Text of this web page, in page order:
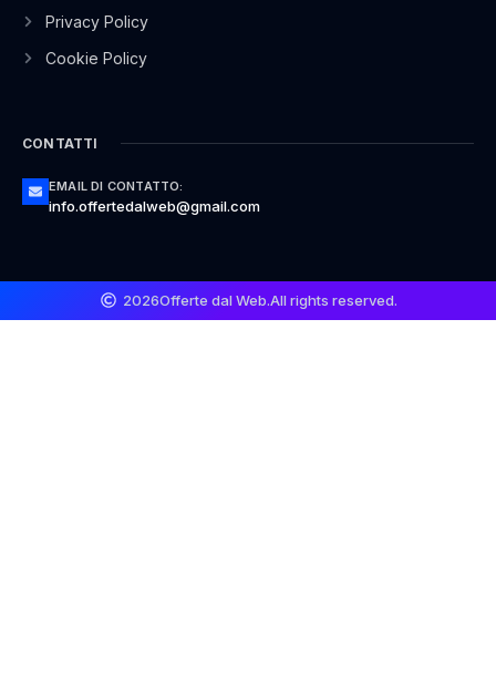
Privacy Policy
Cookie Policy
CONTATTI
EMAIL DI CONTATTO:
info.offertedalweb@gmail.com
2026Offerte dal Web.All rights reserved.